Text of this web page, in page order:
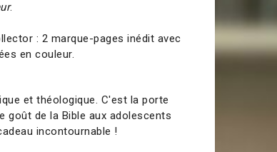
.
: 2 marque-pages inédit avec
en couleur.
et théologique. C'est la porte
goût de la Bible aux adolescents
incontournable !